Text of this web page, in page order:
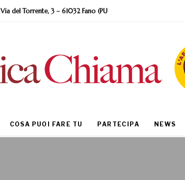
Via del Torrente, 3 – 61032 Fano (PU
COSA PUOI FARE TU PARTECIPA NEWS